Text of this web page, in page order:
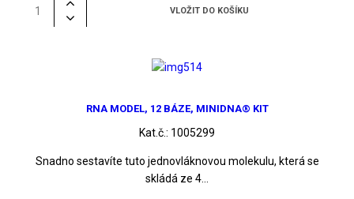
RNA MODEL, 12 BÁZE, MINIDNA® KIT
Kat.č.: 1005299
Snadno sestavíte tuto jednovláknovou molekulu, která se
skládá ze 4...